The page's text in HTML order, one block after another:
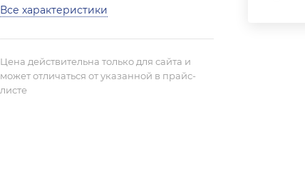
Все характеристики
Цена действительна только для сайта и
может отличаться от указанной в прайс-
листе